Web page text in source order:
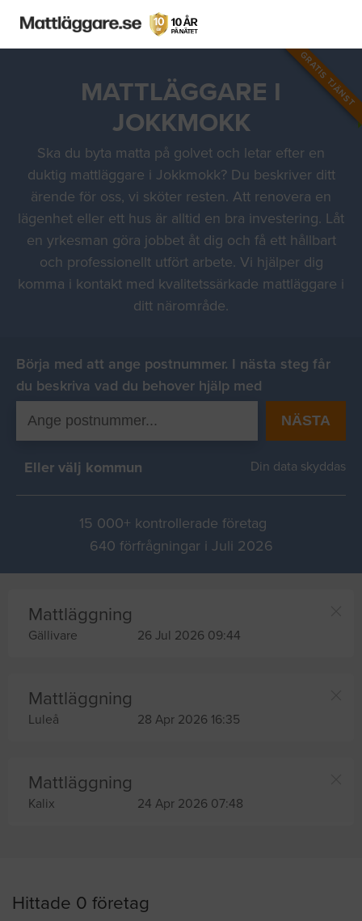
GRATIS TJÄNST
MATTLÄGGARE I
JOKKMOKK
Ska du byta matta på golvet och letar efter en
duktig mattläggare i Jokkmokk? Du beskriver ditt
ärende för oss, vi sköter resten. Att renovera en
lägenhet eller ett hus är alltid en bra investering. Låt
en yrkesman göra jobbet åt dig och få ett hållbart
och professionellt utfört arbete. Vi hjälper dig
komma i kontakt med kvalitetssärkade mattläggare i
ditt närområde.
Börja med att ange postnummer. I nästa steg får
du beskriva vad du behover hjälp med
NÄSTA
Eller välj kommun Din data skyddas
15 000+ kontrollerade företag
640 förfrågningar i Juli 2026
Mattläggning
Gällivare 26 Jul 2026 09:44
Mattläggning
Luleå 28 Apr 2026 16:35
Mattläggning
Kalix 24 Apr 2026 07:48
Hittade 0 företag